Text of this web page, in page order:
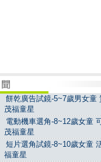
餅乾廣告試鏡-5~7歲男女
茂福童星
電動機車選角-8~12歲女童
茂福童星
短片選角試鏡-8~10歲女童
福童星